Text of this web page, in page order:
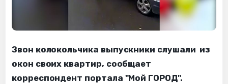
Звон колокольчика выпускники слушали из
окон своих квартир, сообщает
корреспондент портала "Мой ГОРОД".